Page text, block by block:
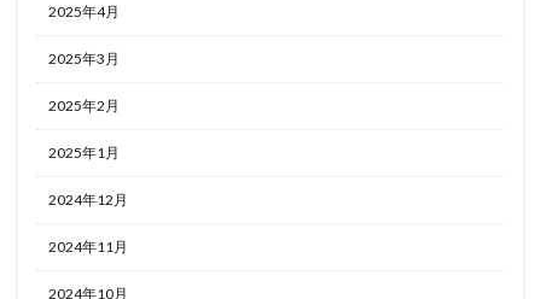
2025年4月
2025年3月
2025年2月
2025年1月
2024年12月
2024年11月
2024年10月